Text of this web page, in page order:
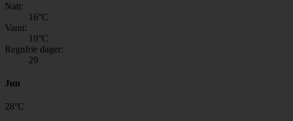
Natt:
16°C
Vann:
19°C
Regnfrie dager:
29
Jun
28°C